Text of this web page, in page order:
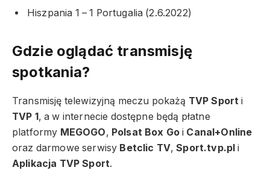
Hiszpania 1 – 1 Portugalia (2.6.2022)
Gdzie oglądać transmisję
spotkania?
Transmisję telewizyjną meczu pokażą TVP Sport i
TVP 1 , a w internecie dostępne będą płatne
platformy MEGOGO, Polsat Box Goi Canal+Online
oraz darmowe serwisy Betclic TV,Sport.tvp.pl i
Aplikacja TVP Sport.